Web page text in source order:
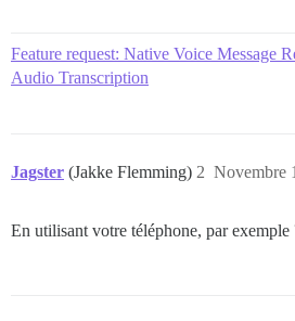
Feature request: Native Voice Message
Audio Transcription
Jagster (Jakke Flemming) Novembre
2
En utilisant votre téléphone, par exemple